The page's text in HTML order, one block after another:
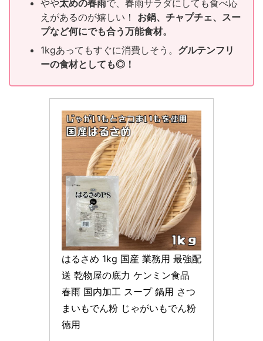
やや太めの春雨で、春雨サラダにしても食べ応
えがあるのが嬉しい！ お鍋、チャプチェ、スー
プなど何にでも合う万能食材。
1kgあってもすぐに消費しそう。 グルテンフリ
ーの食材としても◎！
はるさめ 1kg 国産 業務用 最強配
送 乾物屋の底力 ケンミン食品
春雨 国内加工 スープ 鍋用 さつ
まいもでん粉 じゃがいもでん粉
徳用